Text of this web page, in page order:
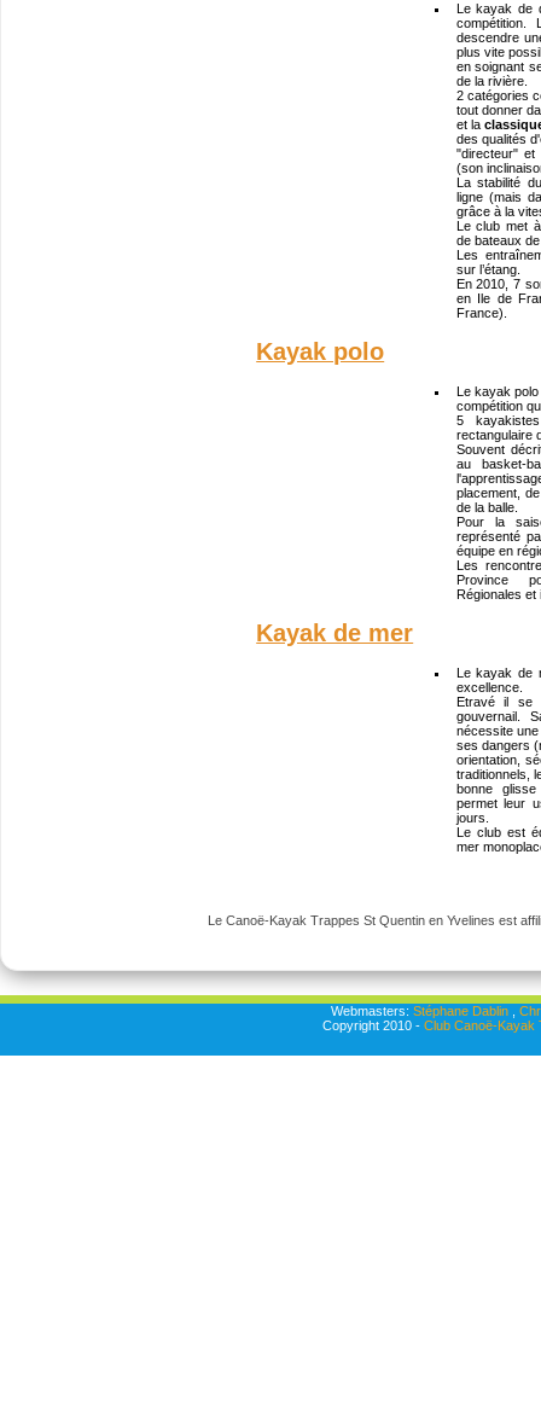
Le kayak de
descendre
plus vite
en soignant
de la rivière.
2 catégories
tout donner
et la
des qualités
"directeur"
(son
La stabilité
ligne (mais
grâce à la
Le club met
de bateaux
Les
sur l’étang.
En 2010, 7
en Ile de
France).
Kayak polo
Le kayak
compétition
5
rectangulaire
Souvent
au basket-
placement,
de la balle.
Pour la
représenté
équipe en
Les
Province
Régionales et
Kayak de mer
Le kayak de
excellence.
Etravé il se
gouvernail.
nécessite
ses dangers
orientation,
traditionnels,
bonne
permet leur
jours.
Le club est
mer
Le Canoë-Kayak Trappes St Quentin en Yvelines est
Webmasters: Stéphane Dablin,
Copyright 2010 - Club Canoë-Kayak